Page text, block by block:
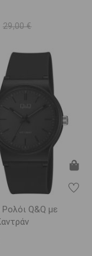
29,00 €
Q&Q με